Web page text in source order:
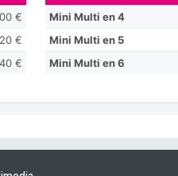
€
€
€
Mini Multi en 4
Mini Multi en 5
Mini Multi en 6